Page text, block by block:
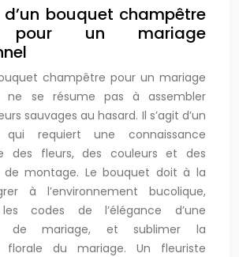
d’un bouquet champêtre
pour un mariage
champêtre pour un mariage
ne se résume pas à assembler
sauvages au hasard. Il s’agit d’un
requiert une connaissance
des fleurs, des couleurs et des
de montage. Le bouquet doit à la
à l’environnement bucolique,
codes de l’élégance d’une
de mariage, et sublimer la
florale du mariage. Un fleuriste